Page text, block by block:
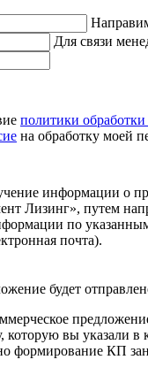
Для связи
политики
на обработку моей
информации о
Лизинг», путем
по
почта).
будет
которую вы указали в
формирование КП